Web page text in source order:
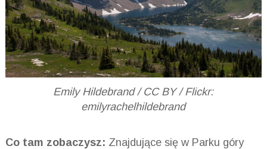
Emily Hildebrand / CC BY / Flickr:
emilyrachelhildebrand
Co tam zobaczysz: Znajdujące się w Parku góry